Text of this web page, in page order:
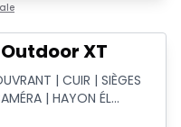
XT
| CUIR | SIÈGES
| HAYON ÉL...